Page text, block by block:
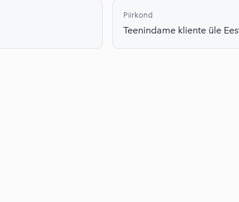
Piirkond
Teenindame kliente üle